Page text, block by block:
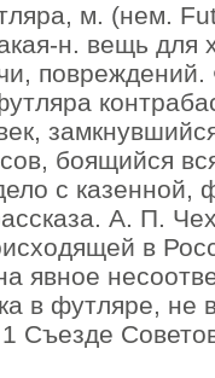
м. (нем.
н. вещь для
повреждений.
боящийся
с казенной,
А. П.
в
явное
в футляре, не
Съезде